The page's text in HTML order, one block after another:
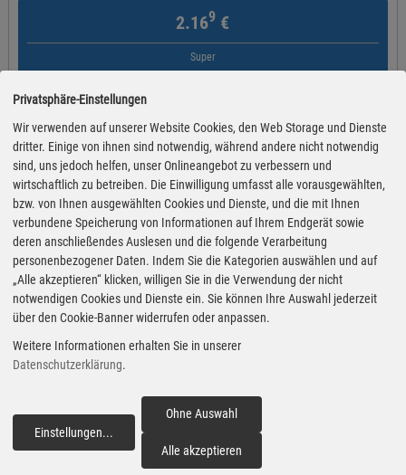
2.169 €
Super
Ringstraße 91
39167 Niederndodeleben
Super Preise in Irxleben
Bester Super E10 Preis in
Irxleben
2.128€
Super E10
Greenline
39326 Hohenwarsleben
Super E10 Preise in Irxleben
Preiswerter tanken - finden Sie die günstigsten Benzin und Diesel
Preise in Ihrer Stadt
Privatsphäre-Einstellungen
Wir verwenden auf unserer Website Cookies, den Web Storage und Dienste
dritter. Einige von ihnen sind notwendig, während andere nicht notwendig
sind, uns jedoch helfen, unser Onlineangebot zu verbessern und
wirtschaftlich zu betreiben. Die Einwilligung umfasst alle vorausgewählten,
bzw. von Ihnen ausgewählten Cookies und Dienste, und die mit Ihnen
verbundene Speicherung von Informationen auf Ihrem Endgerät sowie
deren anschließendes Auslesen und die folgende Verarbeitung
personenbezogener Daten. Indem Sie die Kategorien auswählen und auf
„Alle akzeptieren“ klicken, willigen Sie in die Verwendung der nicht
notwendigen Cookies und Dienste ein. Sie können Ihre Auswahl jederzeit
über den Cookie-Banner widerrufen oder anpassen.
Weitere Informationen erhalten Sie in unserer
Datenschutzerklärung.
Einstellungen...
Ohne Auswahl
Alle akzeptieren